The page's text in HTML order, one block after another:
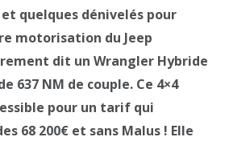
quelques dénivelés pour
motorisation du Jeep
dit un Wrangler Hybride
637 NM de couple. Ce 4×4
pour un tarif qui
68 200€ et sans Malus ! Elle